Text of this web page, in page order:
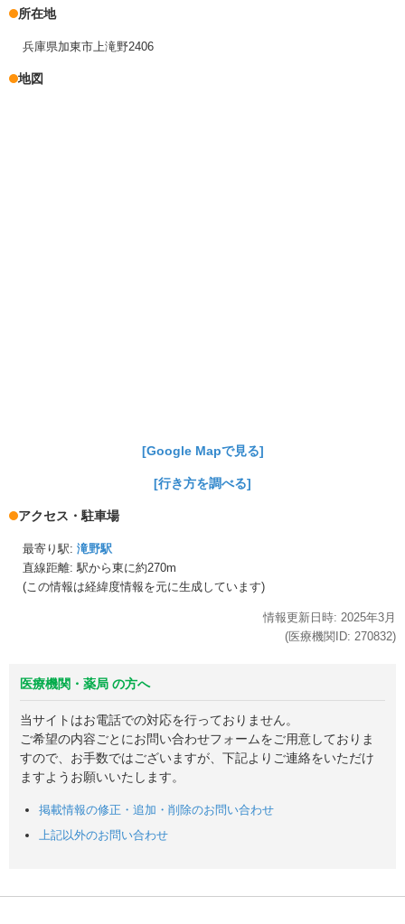
所在地
兵庫県加東市上滝野2406
地図
[Google Mapで見る]
[行き方を調べる]
アクセス・駐車場
最寄り駅: 滝野駅
直線距離: 駅から東に約270m
(この情報は経緯度情報を元に生成しています)
情報更新日時: 2025年3月
(医療機関ID: 270832)
医療機関・薬局 の方へ
当サイトはお電話での対応を行っておりません。
ご希望の内容ごとにお問い合わせフォームをご用意しておりま
すので、お手数ではございますが、下記よりご連絡をいただけ
ますようお願いいたします。
掲載情報の修正・追加・削除のお問い合わせ
上記以外のお問い合わせ